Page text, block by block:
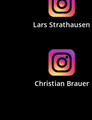
Lars Strathausen
Christian Brauer